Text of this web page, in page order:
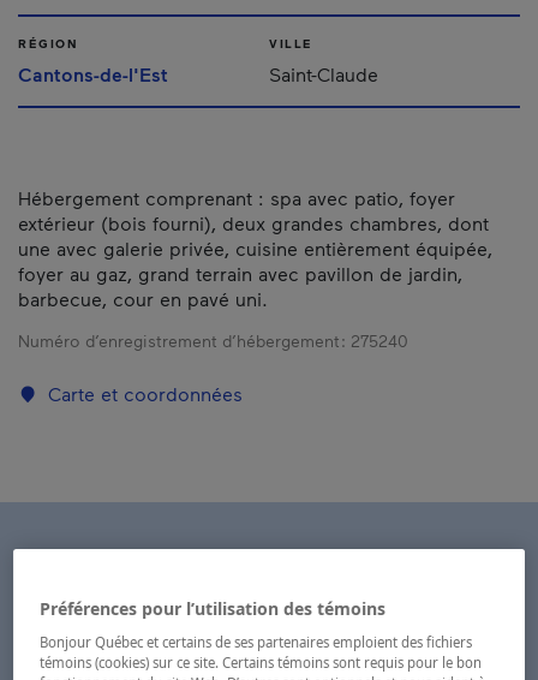
RÉGION
Cantons-de-l'Est
VILLE
Saint-Claude
Hébergement comprenant : spa avec patio, foyer
extérieur (bois fourni), deux grandes chambres, dont
une avec galerie privée, cuisine entièrement équipée,
foyer au gaz, grand terrain avec pavillon de jardin,
barbecue, cour en pavé uni.
Numéro d’enregistrement d’hébergement : 275240
Carte et coordonnées
Préférences pour l’utilisation des témoins
Bonjour Québec et certains de ses partenaires emploient des fichiers
témoins (cookies) sur ce site. Certains témoins sont requis pour le bon